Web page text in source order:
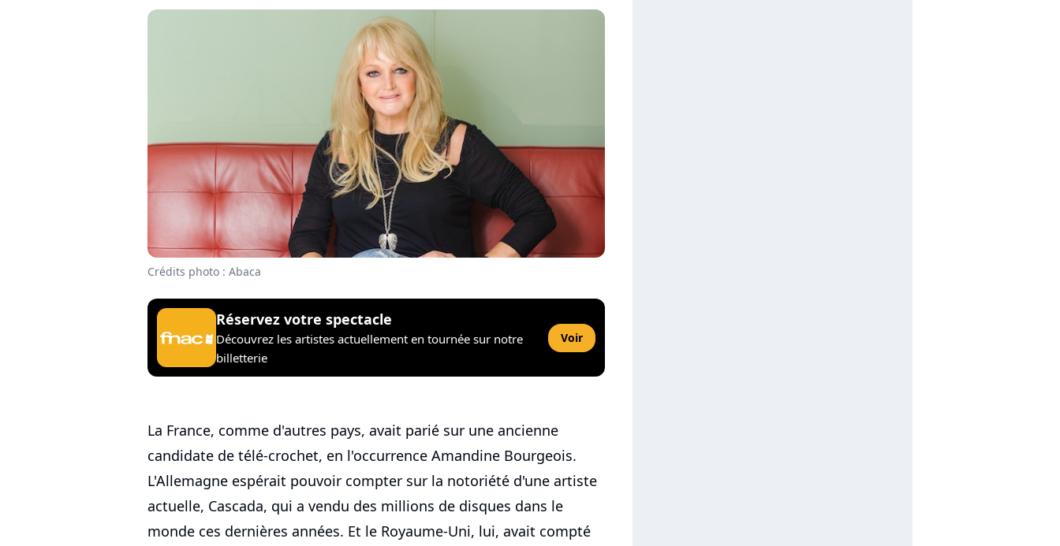
Crédits photo : Abaca
Réservez votre spectacle
Découvrez les artistes actuellement en tournée sur notre
billetterie
Voir
La France, comme d'autres pays, avait parié sur une ancienne
candidate de télé-crochet, en l'occurrence Amandine Bourgeois.
L'Allemagne espérait pouvoir compter sur la notoriété d'une artiste
actuelle, Cascada, qui a vendu des millions de disques dans le
monde ces dernières années. Et le Royaume-Uni, lui, avait compté